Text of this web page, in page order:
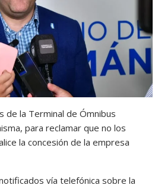
de la Terminal de Ómnibus
para reclamar que no los
la concesión de la empresa
vía telefónica sobre la